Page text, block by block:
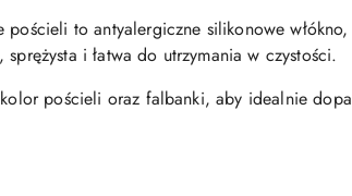
pościeli to antyalergiczne silikonowe
i łatwa do utrzymania w czystości.
pościeli oraz falbanki, aby idealnie